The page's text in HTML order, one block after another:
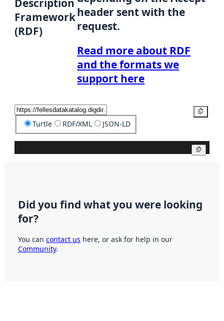
Description
Framework
(RDF)
header sent with the
request.
Read more about RDF
and the formats we
support here
Turtle RDF/XML JSON-LD
Did you find what you were looking
for?
You can contact us here, or ask for help in our
Community.